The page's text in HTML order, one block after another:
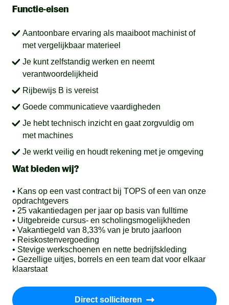
Functie-eisen
Aantoonbare ervaring als maaiboot machinist of
met vergelijkbaar materieel
Je kunt zelfstandig werken en neemt
verantwoordelijkheid
Rijbewijs B is vereist
Goede communicatieve vaardigheden
Je hebt technisch inzicht en gaat zorgvuldig om
met machines
Je werkt veilig en houdt rekening met je omgeving
Wat bieden wij?
• Kans op een vast contract bij TOPS of een van onze
opdrachtgevers
• 25 vakantiedagen per jaar op basis van fulltime
• Uitgebreide cursus- en scholingsmogelijkheden
• Vakantiegeld van 8,33% van je bruto jaarloon
• Reiskostenvergoeding
• Stevige werkschoenen en nette bedrijfskleding
• Gezellige uitjes, borrels en een team dat voor elkaar
klaarstaat
Direct solliciteren